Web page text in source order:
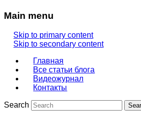
Main menu
Skip to primary content
Skip to secondary content
Главная
Все статьи блога
Видеожурнал
Контакты
Search